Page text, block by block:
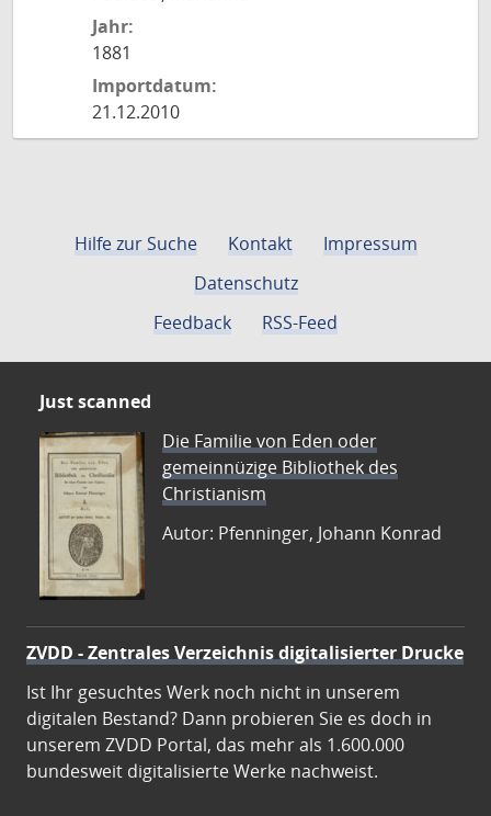
Jahr:
1881
Importdatum:
21.12.2010
Hilfe zur Suche Kontakt
Impressum
Datenschutz
Feedback
RSS-Feed
Just scanned
Die Familie von Eden oder
gemeinnüzige Bibliothek des
Christianism
Autor: Pfenninger, Johann Konrad
ZVDD - Zentrales Verzeichnis digitalisierter Drucke
Ist Ihr gesuchtes Werk noch nicht in unserem
digitalen Bestand? Dann probieren Sie es doch in
unserem ZVDD Portal, das mehr als 1.600.000
bundesweit digitalisierte Werke nachweist.